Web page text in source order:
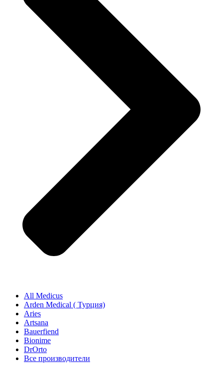
All Medicus
Arden Medical ( Турция)
Aries
Artsana
Bauerfiend
Bionime
DrOrto
Все производители